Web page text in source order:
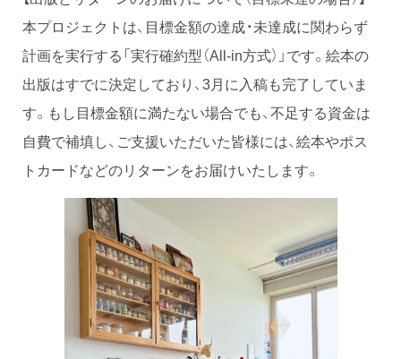
本プロジェクトは、目標金額の達成・未達成に関わらず
計画を実行する「実行確約型（All-in方式）」です。絵本の
出版はすでに決定しており、3月に入稿も完了していま
す。もし目標金額に満たない場合でも、不足する資金は
自費で補填し、ご支援いただいた皆様には、絵本やポス
トカードなどのリターンをお届けいたします。